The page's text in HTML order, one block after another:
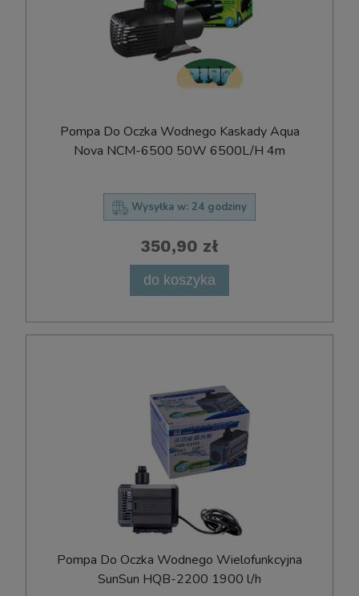
Pompa Do Oczka Wodnego Kaskady Aqua
Nova NCM-6500 50W 6500L/H 4m
Wysyłka w: 24 godziny
350,90 zł
do koszyka
Pompa Do Oczka Wodnego Wielofunkcyjna
SunSun HQB-2200 1900 l/h